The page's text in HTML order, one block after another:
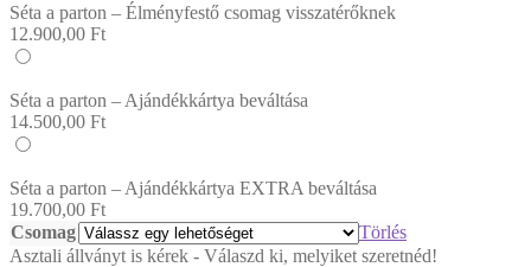
Séta a parton – Élményfestő csomag visszatérőknek
12.900,00 Ft
Séta a parton – Ajándékkártya beváltása
14.500,00 Ft
Séta a parton – Ajándékkártya EXTRA beváltása
19.700,00 Ft
Csomag
Törlés
Asztali állványt is kérek - Válaszd ki, melyiket szeretnéd!